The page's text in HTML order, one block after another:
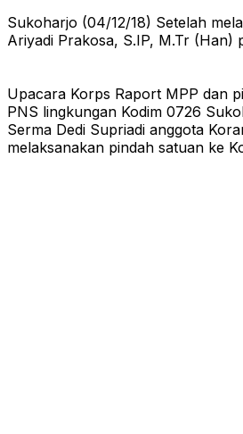
Sukoharjo (04/12/18) Setelah
Ariyadi Prakosa, S.IP, M.Tr (Han)
Upacara Korps Raport MPP dan
PNS lingkungan Kodim 0726
Serma Dedi Supriadi anggota
melaksanakan pindah satuan ke